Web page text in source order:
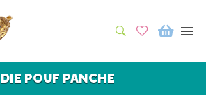
POUF PANCHE